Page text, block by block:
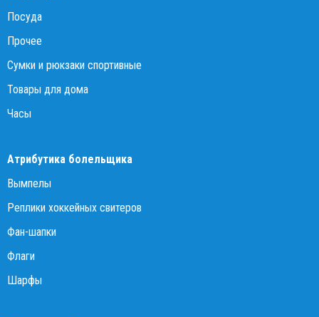
Посуда
Прочее
Сумки и рюкзаки спортивные
Товары для дома
Часы
Атрибутика болельщика
Вымпелы
Реплики хоккейных свитеров
Фан-шапки
Флаги
Шарфы